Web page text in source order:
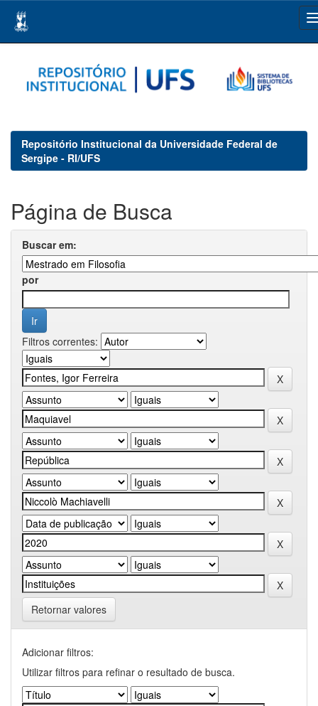
navigation
Repositório Institucional da Universidade Federal de
Sergipe - RI/UFS
Página de Busca
Buscar em:
por
Filtros correntes:
Retornar valores
Adicionar filtros:
Utilizar filtros para refinar o resultado de busca.